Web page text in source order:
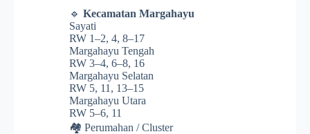
🔹 Kecamatan Margahayu
Sayati
RW 1–2, 4, 8–17
Margahayu Tengah
RW 3–4, 6–8, 16
Margahayu Selatan
RW 5, 11, 13–15
Margahayu Utara
RW 5–6, 11
🏘️ Perumahan / Cluster